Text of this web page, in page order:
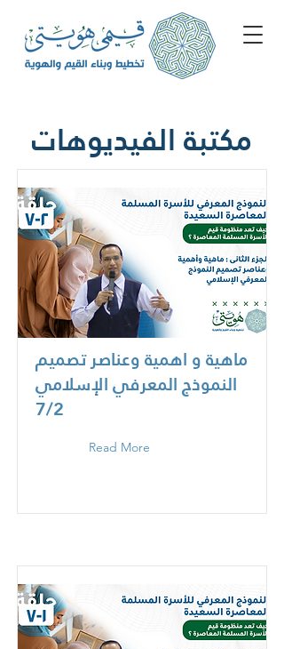
مكتبة الفيديوهات
ماهية و اهمية وعناصر تصميم
النموذج المعرفي الإسلامي
7/2
Read More